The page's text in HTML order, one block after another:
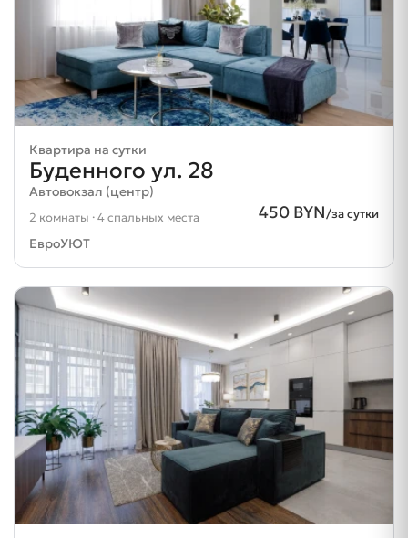
Квартира на сутки
Буденного ул. 28
Автовокзал (центр)
450 BYN/за сутки
2 комнаты · 4 спальных места
ЕвроУЮТ